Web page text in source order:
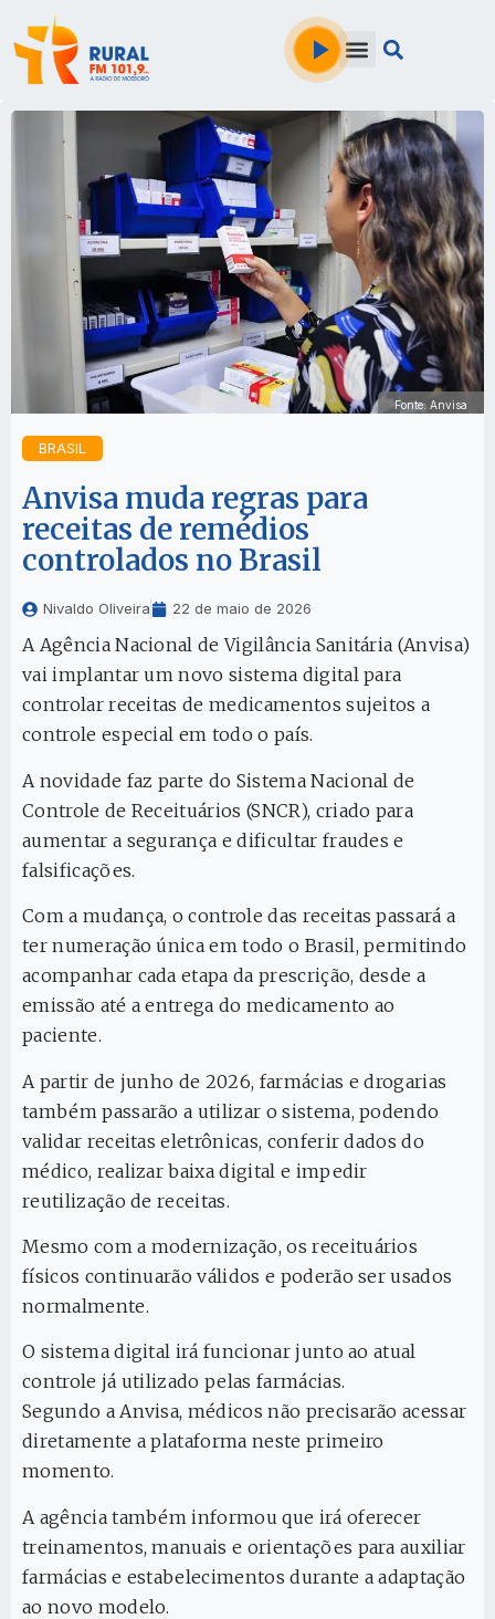
Fonte: Anvisa
BRASIL
Anvisa muda regras para
receitas de remédios
controlados no Brasil
Nivaldo Oliveira 22 de maio de 2026
A Agência Nacional de Vigilância Sanitária (Anvisa)
vai implantar um novo sistema digital para
controlar receitas de medicamentos sujeitos a
controle especial em todo o país.
A novidade faz parte do Sistema Nacional de
Controle de Receituários (SNCR), criado para
aumentar a segurança e dificultar fraudes e
falsificações.
Com a mudança, o controle das receitas passará a
ter numeração única em todo o Brasil, permitindo
acompanhar cada etapa da prescrição, desde a
emissão até a entrega do medicamento ao
paciente.
A partir de junho de 2026, farmácias e drogarias
também passarão a utilizar o sistema, podendo
validar receitas eletrônicas, conferir dados do
médico, realizar baixa digital e impedir
reutilização de receitas.
Mesmo com a modernização, os receituários
físicos continuarão válidos e poderão ser usados
normalmente.
O sistema digital irá funcionar junto ao atual
controle já utilizado pelas farmácias.
Segundo a Anvisa, médicos não precisarão acessar
diretamente a plataforma neste primeiro
momento.
A agência também informou que irá oferecer
treinamentos, manuais e orientações para auxiliar
farmácias e estabelecimentos durante a adaptação
ao novo modelo.